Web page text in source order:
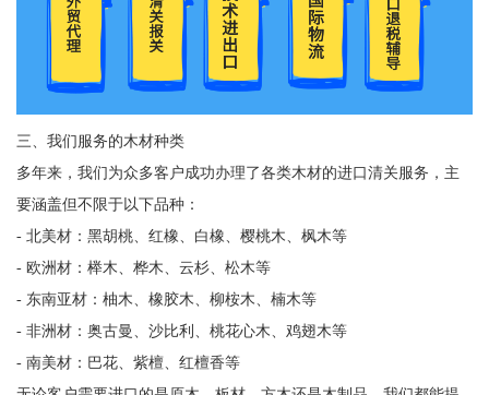
三、我们服务的木材种类
多年来，我们为众多客户成功办理了各类木材的进口清关服务，主
要涵盖但不限于以下品种：
- 北美材：黑胡桃、红橡、白橡、樱桃木、枫木等
- 欧洲材：榉木、桦木、云杉、松木等
- 东南亚材：柚木、橡胶木、柳桉木、楠木等
- 非洲材：奥古曼、沙比利、桃花心木、鸡翅木等
- 南美材：巴花、紫檀、红檀香等